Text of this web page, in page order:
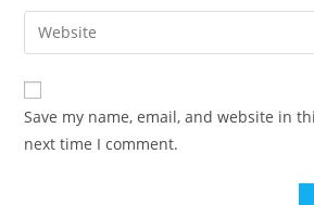
comment
email
address
comment
Enter
your
website
URL
(optional)
Save my name, email, and website in
next time I comment.